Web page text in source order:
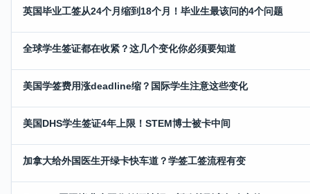
英国毕业工签从24个月缩到18个月！毕业生最该问的4个问题
全球学生签证都在收紧？这几个变化你必须要知道
美国学签费用涨deadline缩？国际学生注意这些变化
美国DHS学生签证4年上限！STEM博士被卡中间
加拿大给外国医生开绿卡快车道？学签工签流程有变